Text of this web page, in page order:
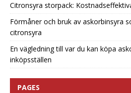
Citronsyra storpack:
Förmåner och bruk av askorbinsyra
citronsyra
En vägledning till var du kan köpa
inköpsställen
PAGES